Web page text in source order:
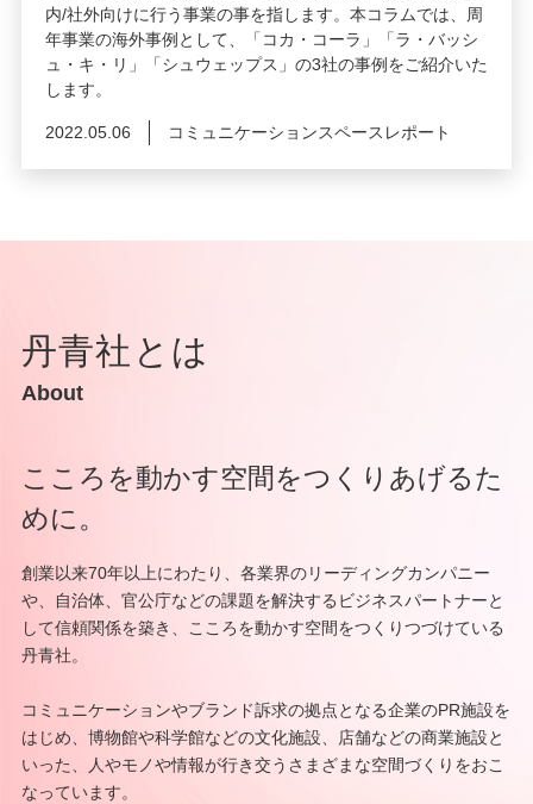
内/社外向けに行う事業の事を指します。本コラムでは、周
年事業の海外事例として、「コカ・コーラ」「ラ・バッシ
ュ・キ・リ」「シュウェップス」の3社の事例をご紹介いた
します。
2022.05.06 コミュニケーションスペースレポート
丹青社とは
About
こころを動かす空間をつくりあげるた
めに。
創業以来70年以上にわたり、各業界のリーディングカンパニー
や、自治体、 官公庁などの課題を解決するビジネスパートナーと
して信頼関係を築き、
こころを動かす空間をつくりつづけている
丹青社。
コミュニケーションやブランド訴求の拠点となる企業のPR施設を
はじめ、 博物館や科学館などの文化施設、店舗などの商業施設と
いった、
人やモノや情報が行き交うさまざまな空間づくりをおこ
なっています。